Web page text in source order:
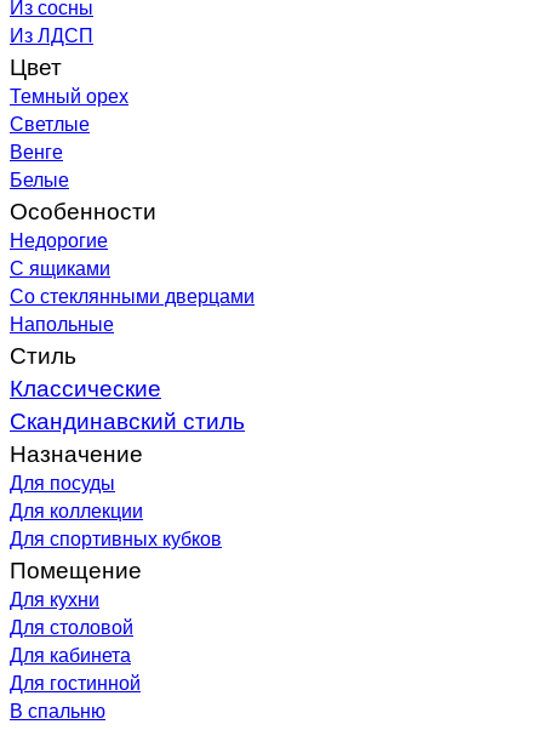
Из сосны
Из ЛДСП
Цвет
Темный орех
Светлые
Венге
Белые
Особенности
Недорогие
С ящиками
Со стеклянными дверцами
Напольные
Стиль
Классические
Скандинавский стиль
Назначение
Для посуды
Для коллекции
Для спортивных кубков
Помещение
Для кухни
Для столовой
Для кабинета
Для гостинной
В спальню